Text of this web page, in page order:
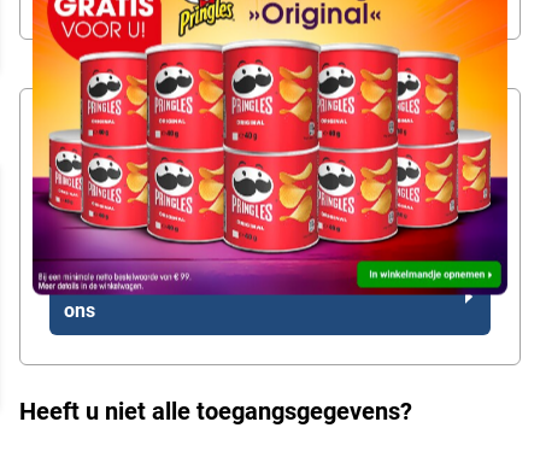
Nieuwe klant
Ik ben nog geen OTTO Office-klant en wil graag
voor de eerste keer bestellen.
Nieuwe klant? Registreert u zich dan nu bij
ons
Heeft u niet alle toegangsgegevens?